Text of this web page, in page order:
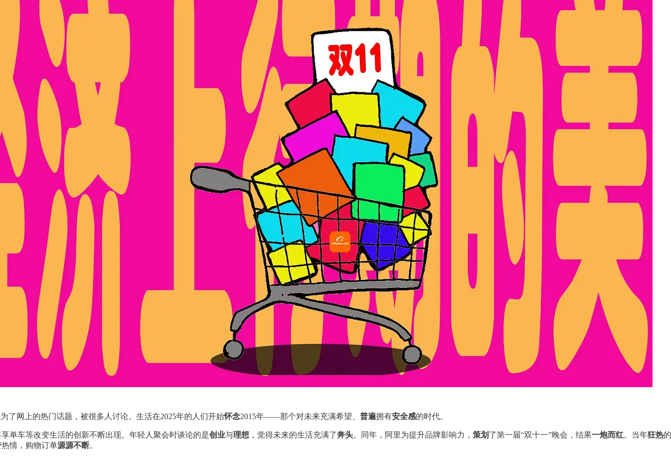
了网上的热门话题，被很多人讨论。生活在2025年的人们开始怀念2015年——那个对未来充满希望、 普遍拥有安全感的时代。
单车等改变生活的创新不断出现。年轻人聚会时谈论的是创业与理想 ，觉得未来的生活充满了奔头。同年，阿里为提升品牌影响力， 策划 了第一届“双十一”晚会，结果一炮而红。当年狂热的
情，购物订单源源不断。